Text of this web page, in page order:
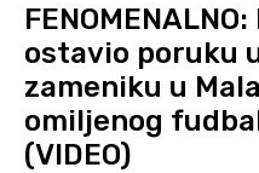
ostavio poruku
zameniku u
omiljenog
(VIDEO)